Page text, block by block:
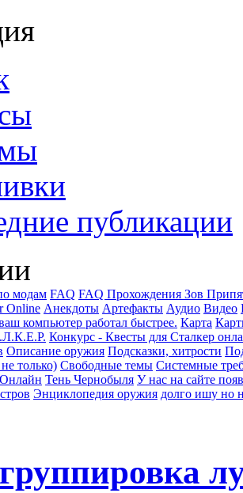
публикации
модам FAQ FAQ Прохождения Зов
Online Анекдоты Артефакты Аудио Видео
компьютер работал быстрее. Карта
Конкурс - Квесты для Сталкер
Описание оружия Подсказки, хитрости
только) Свободные темы Системные
Тень Чернобыля У нас на сайте
Энциклопедия оружия долго ишу но